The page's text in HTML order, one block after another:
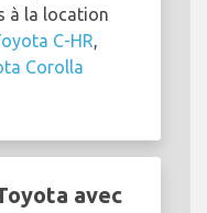
à la location
C-HR,
Corolla
avec